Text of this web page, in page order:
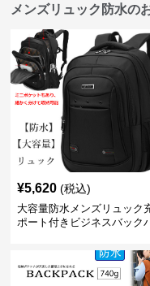
メンズリュック防水の
¥5,620 (税込)
大容量防水メンズリュック
ポート付きビジネスバック